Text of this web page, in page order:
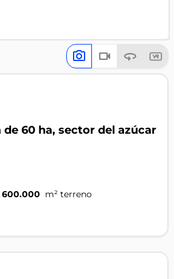
de 60 ha, sector del azúcar
600.000 m² terreno